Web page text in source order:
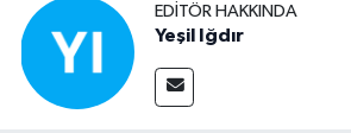
EDITÖR HAKKINDA
Yeşil Iğdır